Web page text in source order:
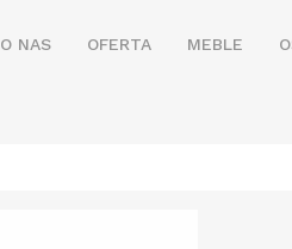
O NAS OFERTA MEBLE